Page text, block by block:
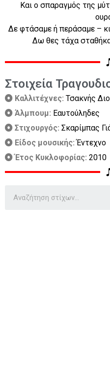
Και ο σπαραγμός της
Δε φτάσαμε ή περάσαμε –
Δω θες τάχα
Στοιχεία
Καλλιτέχνες: Τσακνής
Άλμπουμ: Εαυτούληδες
Στιχουργός: Σκαρίμπας
Είδος μουσικής:Έντεχνο
Έτος Κυκλοφορίας: 2010